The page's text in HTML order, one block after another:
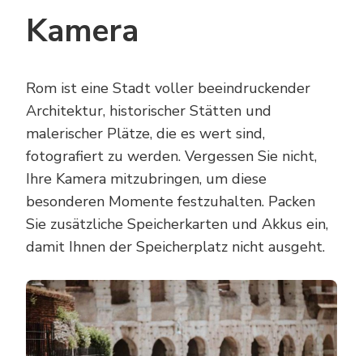
Kamera
Rom ist eine Stadt voller beeindruckender
Architektur, historischer Stätten und
malerischer Plätze, die es wert sind,
fotografiert zu werden. Vergessen Sie nicht,
Ihre Kamera mitzubringen, um diese
besonderen Momente festzuhalten. Packen
Sie zusätzliche Speicherkarten und Akkus ein,
damit Ihnen der Speicherplatz nicht ausgeht.